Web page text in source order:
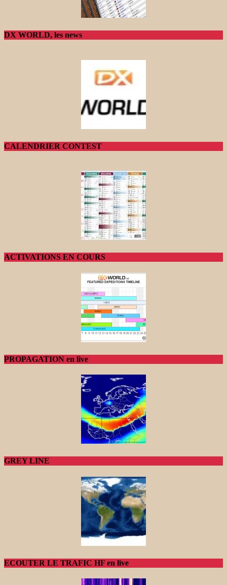
DX WORLD, les news
CALENDRIER CONTEST
ACTIVATIONS EN COURS
PROPAGATION en live
GREY LINE
ECOUTER LE TRAFIC HF en live